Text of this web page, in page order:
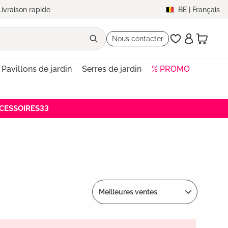
rapide BE | Français
Nous contacter
Pavillons de jardin Serres de jardin % PROMO
Meilleures ventes